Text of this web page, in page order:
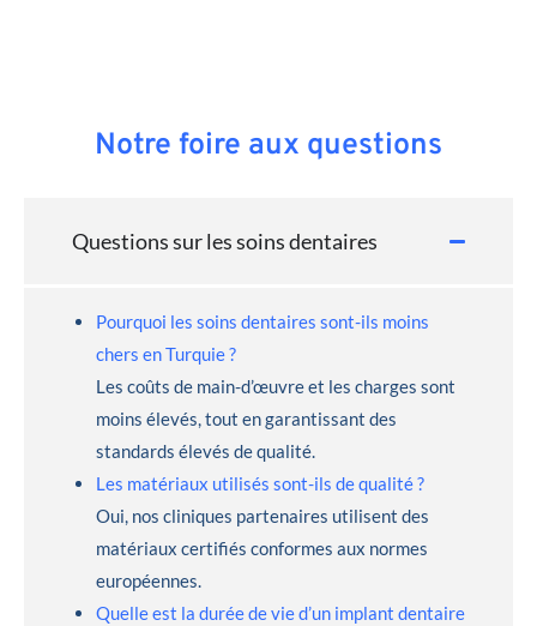
Notre foire aux questions
Questions sur les soins dentaires
Pourquoi les soins dentaires sont-ils moins
chers en Turquie ?
Les coûts de main-d’œuvre et les charges sont
moins élevés, tout en garantissant des
standards élevés de qualité.
Les matériaux utilisés sont-ils de qualité ?
Oui, nos cliniques partenaires utilisent des
matériaux certifiés conformes aux normes
européennes.
Quelle est la durée de vie d’un implant dentaire